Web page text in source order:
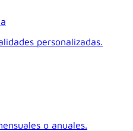
personalizadas.
o anuales.